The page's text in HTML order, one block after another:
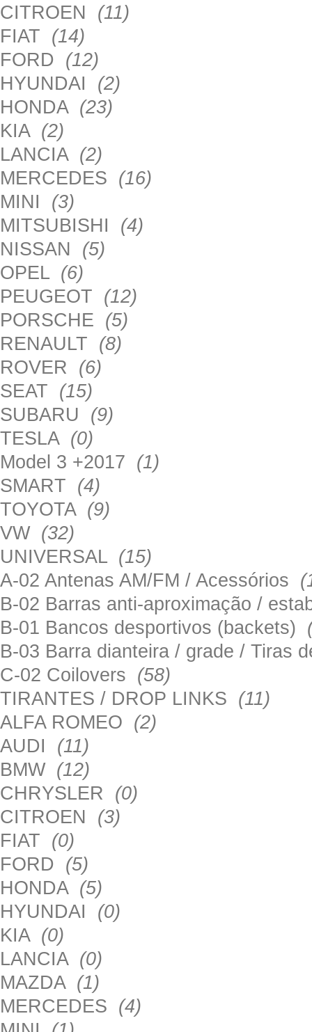
CITROEN (11)
FIAT (14)
FORD (12)
HYUNDAI (2)
HONDA (23)
KIA (2)
LANCIA (2)
MERCEDES (16)
MINI (3)
MITSUBISHI (4)
NISSAN (5)
OPEL (6)
PEUGEOT (12)
PORSCHE (5)
RENAULT (8)
ROVER (6)
SEAT (15)
SUBARU (9)
TESLA (0)
Model 3 +2017 (1)
SMART (4)
TOYOTA (9)
VW (32)
UNIVERSAL (15)
A-02 Antenas AM/FM / Acessórios
B-02 Barras anti-aproximação /
B-01 Bancos desportivos (backets)
B-03 Barra dianteira / grade / Tiras
C-02 Coilovers (58)
TIRANTES / DROP LINKS (11)
ALFA ROMEO (2)
AUDI (11)
BMW (12)
CHRYSLER (0)
CITROEN (3)
FIAT (0)
FORD (5)
HONDA (5)
HYUNDAI (0)
KIA (0)
LANCIA (0)
MAZDA (1)
MERCEDES (4)